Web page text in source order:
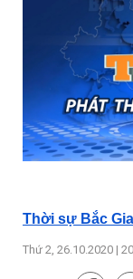
Thời sự Bắc
Thứ 2, 26.10.2020 |